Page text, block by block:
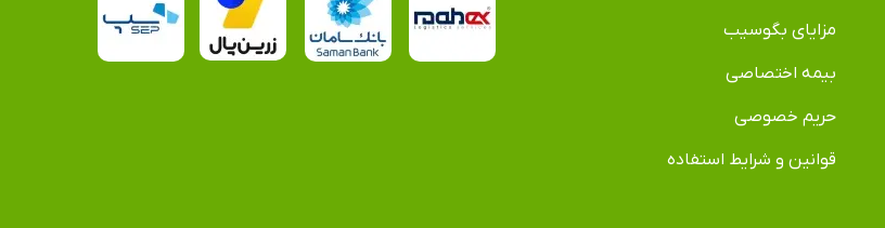
مزایای بگوسیب
بیمه اختصاصی
حریم خصوصی
قوانین و شرایط استفاده